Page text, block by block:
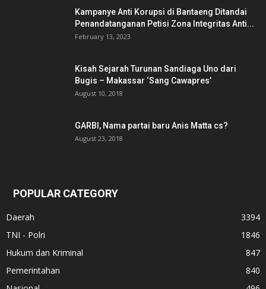
Kampanye Anti Korupsi di Bantaeng Ditandai
Penandatanganan Petisi Zona Integritas Anti...
February 13, 2023
Kisah Sejarah Turunan Sandiaga Uno dari
Bugis – Makassar ‘Sang Cawapres’
August 10, 2018
GARBI, Nama partai baru Anis Matta cs?
August 23, 2018
POPULAR CATEGORY
Daerah
3394
TNI - Polri
1846
Hukum dan Kriminal
847
Pemerintahan
840